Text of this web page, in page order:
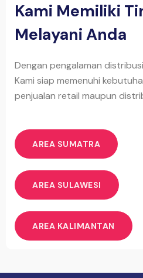
Kami Memiliki
Melayani Anda
Dengan pengalaman
Kami siap memenuhi
penjualan retail maupun
AREA SUMATRA
AREA SULAWESI
AREA KALIMANTAN